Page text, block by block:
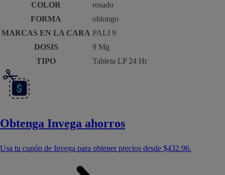
COLOR
rosado
FORMA
oblongo
MARCAS EN LA CARA PALI 9
DOSIS
9 Mg
TIPO
Tableta LP 24 Hr
Obtenga Invega ahorros
Usa tu cupón de Invega para obtener precios desde $432.96.